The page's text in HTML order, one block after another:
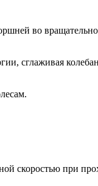
во
сглаживая
скоростью при